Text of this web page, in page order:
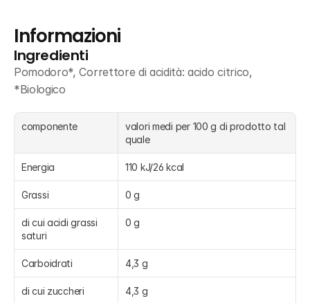
Informazioni
Ingredienti
Pomodoro*, Correttore di acidità: acido citrico,
*Biologico
componente
valori medi per 100 g di prodotto tal
quale
Energia 110 kJ/26 kcal
Grassi 0 g
di cui acidi grassi
saturi
0 g
Carboidrati 4,3 g
di cui zuccheri 4,3 g